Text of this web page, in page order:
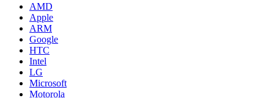
AMD
Apple
ARM
Google
HTC
Intel
LG
Microsoft
Motorola